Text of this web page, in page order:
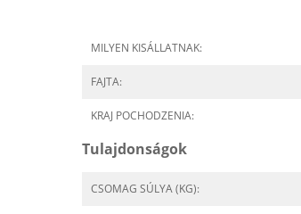
MILYEN KISÁLLATNAK:
FAJTA:
KRAJ POCHODZENIA:
Tulajdonságok
CSOMAG SÚLYA (KG):